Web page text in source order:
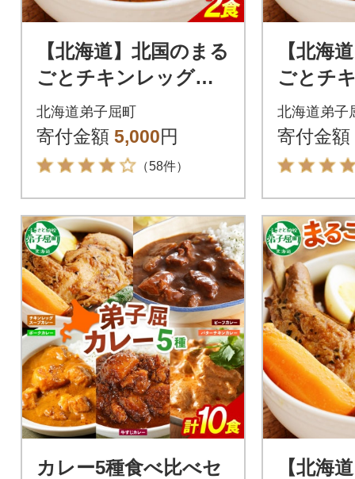
【北海道】北国のまる
ごとチキンレッグス
ープカレー300g×2個
41
北海道弟子屈町
寄付金額 5,000円
（58件）
【北海
ごとチ
ープカ
3739
北海道弟子
寄付金額
カレー5種食べ比べセ
【北海